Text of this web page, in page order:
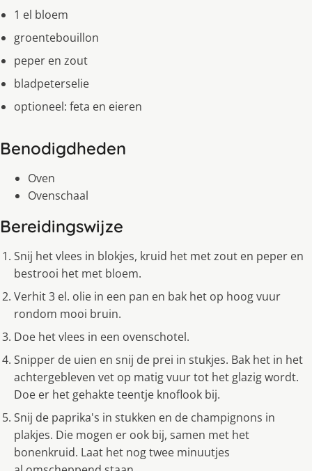
1 el bloem
groentebouillon
peper en zout
bladpeterselie
optioneel: feta en eieren
Benodigdheden
Oven
Ovenschaal
Bereidingswijze
Snij het vlees in blokjes, kruid het met zout en peper en
bestrooi het met bloem.
Verhit 3 el. olie in een pan en bak het op hoog vuur
rondom mooi bruin.
Doe het vlees in een ovenschotel.
Snipper de uien en snij de prei in stukjes. Bak het in het
achtergebleven vet op matig vuur tot het glazig wordt.
Doe er het gehakte teentje knoflook bij.
Snij de paprika's in stukken en de champignons in
plakjes. Die mogen er ook bij, samen met het
bonenkruid. Laat het nog twee minuutjes